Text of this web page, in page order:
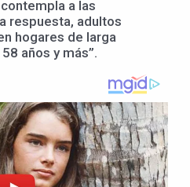
a las
respuesta, adultos
hogares de larga
años y más”.